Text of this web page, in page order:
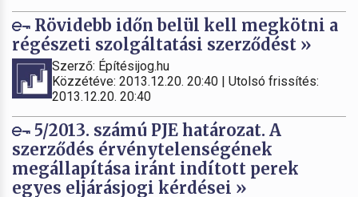
Rövidebb időn belül kell megkötni a
régészeti szolgáltatási szerződést »
Szerző: Építésijog.hu
Közzétéve: 2013.12.20. 20:40 | Utolsó frissítés:
2013.12.20. 20:40
5/2013. számú PJE határozat. A
szerződés érvénytelenségének
megállapítása iránt indított perek
egyes eljárásjogi kérdései »